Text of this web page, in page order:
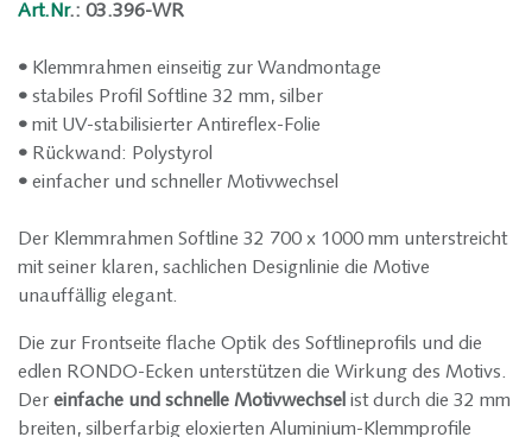
Art.Nr.: 03.396-WR
• Klemmrahmen einseitig zur Wandmontage
• stabiles Profil Softline 32 mm, silber
• mit UV-stabilisierter Antireflex-Folie
• Rückwand: Polystyrol
• einfacher und schneller Motivwechsel
Der Klemmrahmen Softline 32 700 x 1000 mm unterstreicht
mit seiner klaren, sachlichen Designlinie die Motive
unauffällig elegant.
Die zur Frontseite flache Optik des Softlineprofils und die
edlen RONDO-Ecken unterstützen die Wirkung des Motivs.
Der einfache und schnelle Motivwechsel ist durch die 32 mm
breiten, silberfarbig eloxierten Aluminium-Klemmprofile